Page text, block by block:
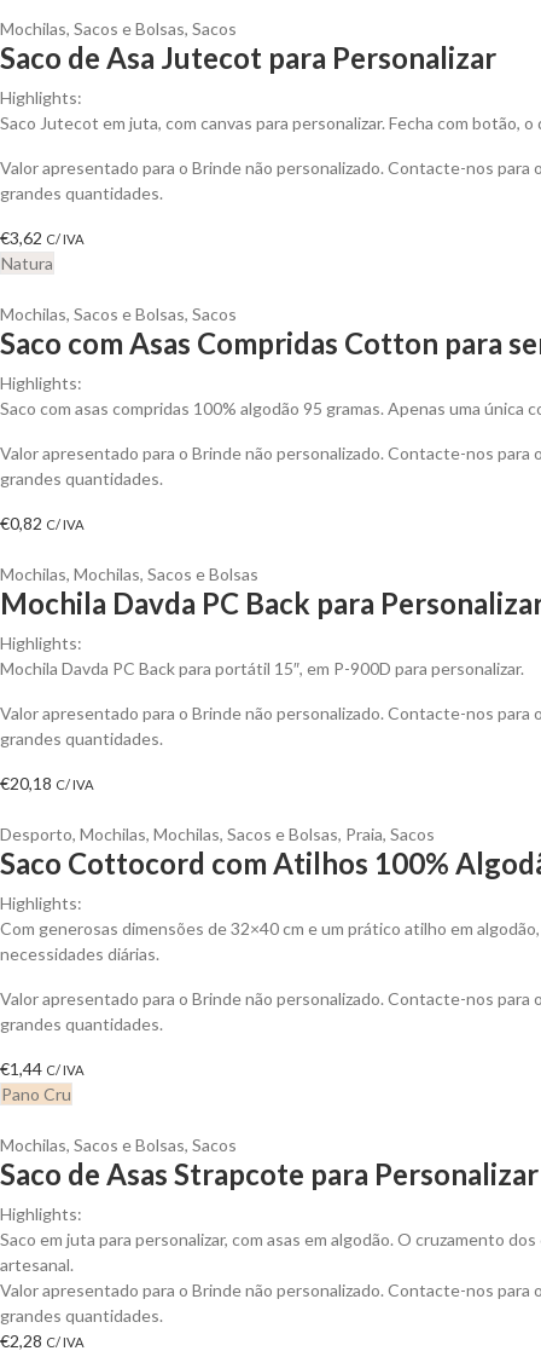
Mochilas, Sacos e Bolsas, Sacos
Saco de Asa Jutecot para Personalizar
Highlights:
Saco Jutecot em juta, com canvas para personalizar. Fecha com botão,
Valor apresentado para o Brinde não personalizado. Contacte-nos
grandes quantidades.
€3,62 C/ IVA
Natura
Mochilas, Sacos e Bolsas, Sacos
Saco com Asas Compridas Cotton para
Highlights:
Saco com asas compridas 100% algodão 95 gramas. Apenas uma única
Valor apresentado para o Brinde não personalizado. Contacte-nos
grandes quantidades.
€0,82 C/ IVA
Mochilas, Mochilas, Sacos e Bolsas
Mochila Davda PC Back para
Highlights:
Mochila Davda PC Back para portátil 15″, em P-900D para personalizar.
Valor apresentado para o Brinde não personalizado. Contacte-nos
grandes quantidades.
€20,18 C/ IVA
Desporto, Mochilas, Mochilas, Sacos e Bolsas, Praia, Sacos
Saco Cottocord com Atilhos 100%
Highlights:
Com generosas dimensões de 32×40 cm e um prático atilho em
necessidades diárias.
Valor apresentado para o Brinde não personalizado. Contacte-nos
grandes quantidades.
€1,44 C/ IVA
Pano Cru
Mochilas, Sacos e Bolsas, Sacos
Saco de Asas Strapcote para Personalizar
Highlights:
Saco em juta para personalizar, com asas em algodão. O cruzamento
artesanal.
Valor apresentado para o Brinde não personalizado. Contacte-nos
grandes quantidades.
€2,28 C/ IVA